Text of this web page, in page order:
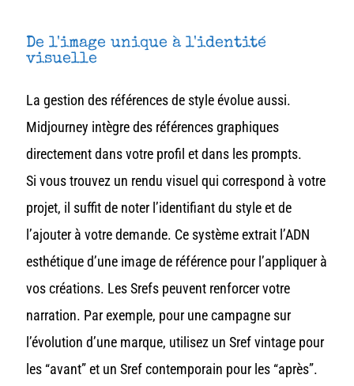
De l'image unique à l'identité
visuelle
La gestion des références de style évolue aussi.
Midjourney intègre des références graphiques
directement dans votre profil et dans les prompts.
Si vous trouvez un rendu visuel qui correspond à votre
projet, il suffit de noter l’identifiant du style et de
l’ajouter à votre demande. Ce système extrait l’ADN
esthétique d’une image de référence pour l’appliquer à
vos créations. Les Srefs peuvent renforcer votre
narration. Par exemple, pour une campagne sur
l’évolution d’une marque, utilisez un Sref vintage pour
les “avant” et un Sref contemporain pour les “après”.